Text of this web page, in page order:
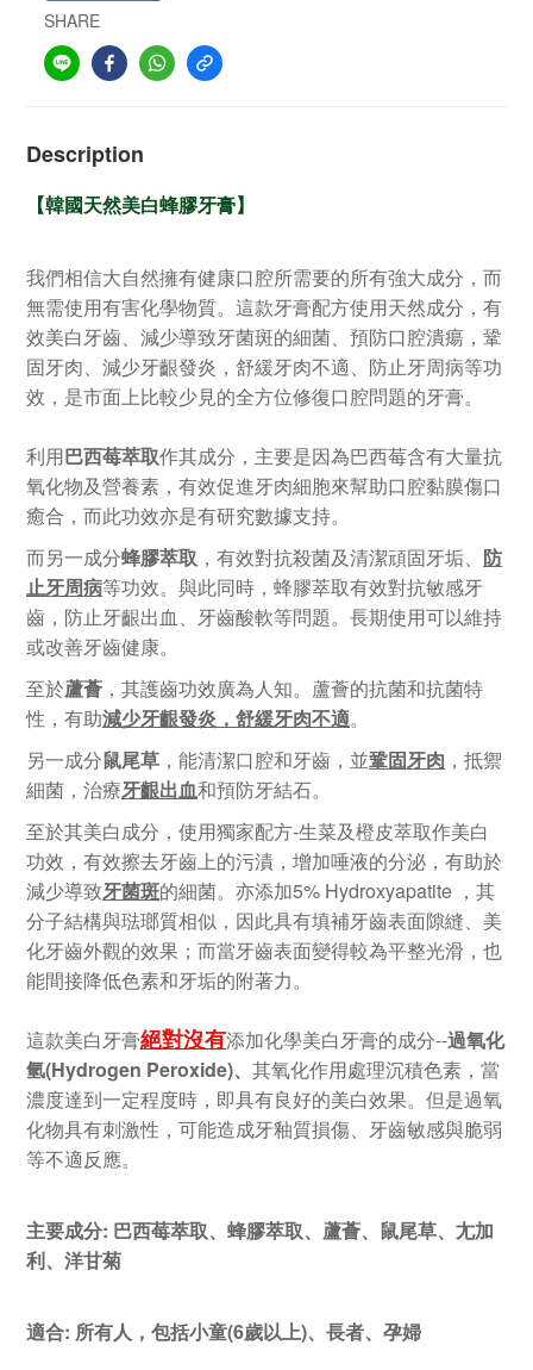
SHARE
Description
【韓國天然美白蜂膠牙膏】
我們相信大自然擁有健康口腔所需要的所有強大成分，而
無需使用有害化學物質。這款牙膏配方使用天然成分，有
效美白牙齒、減少導致牙菌斑的細菌、預防口腔潰瘍，鞏
固牙肉、減少牙齦發炎，舒緩牙肉不適、防止牙周病等功
效，是市面上比較少見的全方位修復口腔問題的牙膏。
利用巴西莓萃取作其成分，主要是因為巴西莓含有大量抗
氧化物及營養素，有效促進牙肉細胞來幫助口腔黏膜傷口
癒合，而此功效亦是有研究數據支持。
而另一成分蜂膠萃取 ，有效對抗殺菌及清潔頑固牙垢、 防
止牙周病等功效。與此同時，蜂膠萃取有效對抗敏感牙
齒，防止牙齦出血、牙齒酸軟等問題。長期使用可以維持
或改善牙齒健康。
至於蘆薈 ，其護齒功效廣為人知。蘆薈的抗菌和抗菌特
性，有助減少牙齦發炎，舒緩牙肉不適。
另一成分鼠尾草 ，能清潔口腔和牙齒，並鞏固牙肉 ，抵禦
細菌，治療牙齦出血和預防牙結石。
至於其美白成分，使用獨家配方-生菜及橙皮萃取作美白
功效，有效擦去牙齒上的污漬，增加唾液的分泌，有助於
減少導致牙菌斑的細菌。亦添加5% Hydroxyapatite ，其
分子結構與琺瑯質相似，因此具有填補牙齒表面隙縫、美
化牙齒外觀的效果；而當牙齒表面變得較為平整光滑，也
能間接降低色素和牙垢的附著力。
這款美白牙膏絕對沒有添加化學美白牙膏的成分--過氧化
氫(Hydrogen Peroxide)、 其氧化作用處理沉積色素，當
濃度達到一定程度時，即具有良好的美白效果。但是過氧
化物具有刺激性，可能造成牙釉質損傷、牙齒敏感與脆弱
等不適反應。
主要成分: 巴西莓萃取、蜂膠萃取、蘆薈、鼠尾草、尢加
利、洋甘菊
適合: 所有人，包括小童(6歲以上)、長者、孕婦